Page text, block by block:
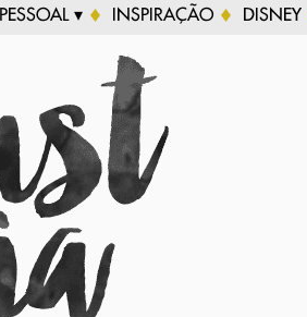
PESSOAL ▾ INSPIRAÇÃO DISNEY